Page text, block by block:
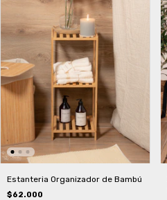
Estanteria Organizador de Bambú
$62.000